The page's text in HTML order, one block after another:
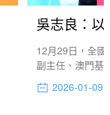
12月29日，全
副主任、澳門基
展大會，作“以
2026-01-09